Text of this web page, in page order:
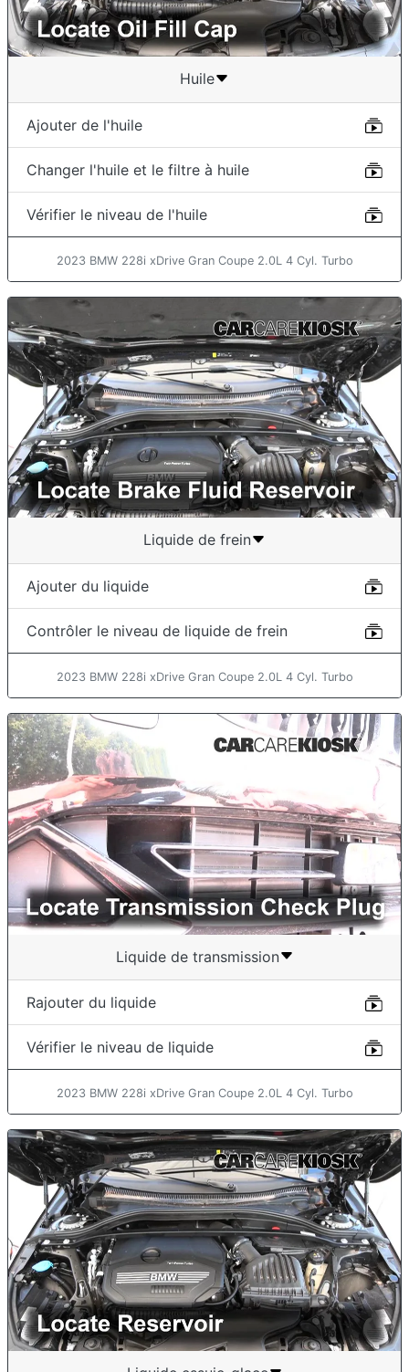
Huile
Ajouter de l'huile
Changer l'huile et le filtre à huile
Vérifier le niveau de l'huile
2023 BMW 228i xDrive Gran Coupe 2.0L 4 Cyl. Turbo
Liquide de frein
Ajouter du liquide
Contrôler le niveau de liquide de frein
2023 BMW 228i xDrive Gran Coupe 2.0L 4 Cyl. Turbo
Liquide de transmission
Rajouter du liquide
Vérifier le niveau de liquide
2023 BMW 228i xDrive Gran Coupe 2.0L 4 Cyl. Turbo